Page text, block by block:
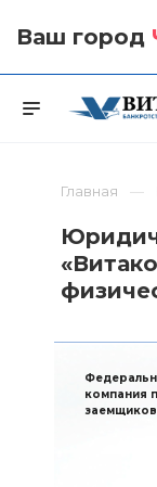
Ваш город
Главная
компания